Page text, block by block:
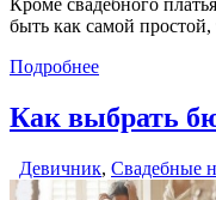
быть как самой
Подробнее
Как выбрать
Девичник, Свадебные